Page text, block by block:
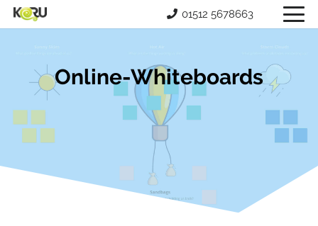
01512 5678663
Online-Whiteboards